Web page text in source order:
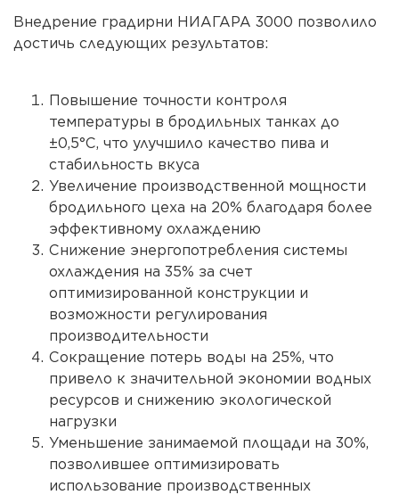
Внедрение градирни НИАГАРА 3000 позволило
достичь следующих результатов:
Повышение точности контроля
температуры в бродильных танках до
±0,5°C, что улучшило качество пива и
стабильность вкуса
Увеличение производственной мощности
бродильного цеха на 20% благодаря более
эффективному охлаждению
Снижение энергопотребления системы
охлаждения на 35% за счет
оптимизированной конструкции и
возможности регулирования
производительности
Сокращение потерь воды на 25%, что
привело к значительной экономии водных
ресурсов и снижению экологической
нагрузки
Уменьшение занимаемой площади на 30%,
позволившее оптимизировать
использование производственных